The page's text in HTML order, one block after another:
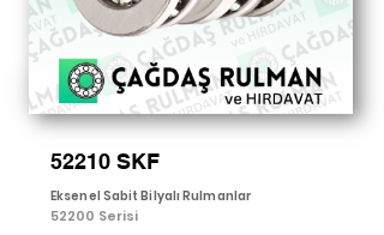
52210 SKF
Eksenel Sabit Bilyalı Rulmanlar
52200 Serisi